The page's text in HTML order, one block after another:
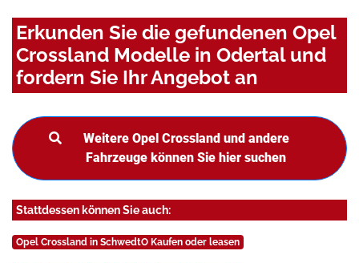
Erkunden Sie die gefundenen Opel
Crossland Modelle in Odertal und
fordern Sie Ihr Angebot an
Weitere Opel Crossland und andere
Fahrzeuge können Sie hier suchen
Stattdessen können Sie auch:
Opel Crossland in SchwedtO Kaufen oder leasen